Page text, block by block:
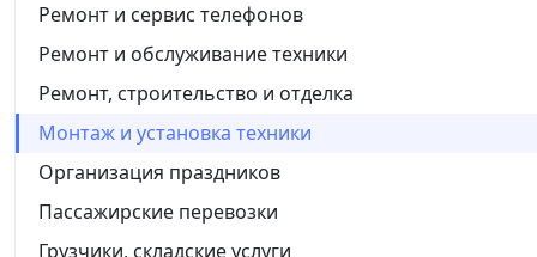
Ремонт и сервис телефонов
Ремонт и обслуживание техники
Ремонт, строительство и отделка
Монтаж и установка техники
Организация праздников
Пассажирские перевозки
Грузчики, складские услуги